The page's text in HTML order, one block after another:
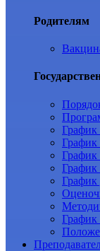
Родителям
График
График